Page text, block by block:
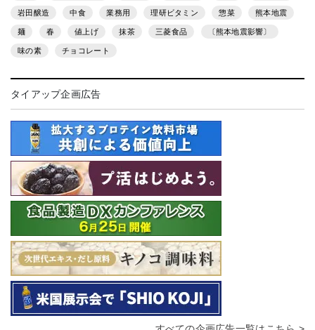
岩田醸造 中食 業務用 理研ビタミン 惣菜 熊本地震
麺 春 値上げ 抹茶 三菱食品 〔熊本地震影響〕
味の素 チョコレート
タイアップ企画広告